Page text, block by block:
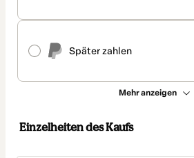
Später zahlen
Mehr anzeigen
Einzelheiten des Kaufs